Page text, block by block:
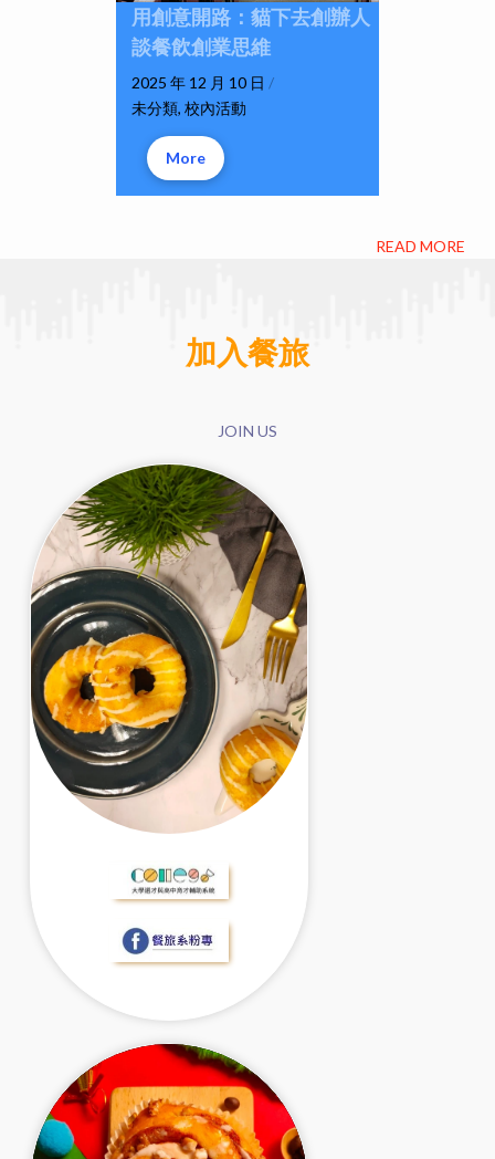
用創意開路：貓下去創辦人
談餐飲創業思維
2025 年 12 月 10 日 /
未分類, 校內活動
More
READ MORE
加入餐旅
JOIN US